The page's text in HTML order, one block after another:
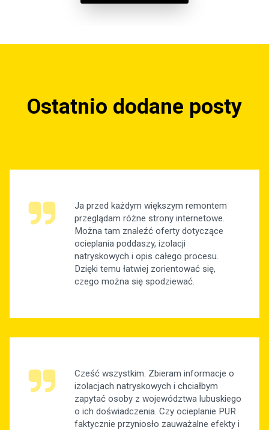
Ostatnio dodane posty
Ja przed każdym większym remontem
przeglądam różne strony internetowe.
Można tam znaleźć oferty dotyczące
ocieplania poddaszy, izolacji
natryskowych i opis całego procesu.
Dzięki temu łatwiej zorientować się,
czego można się spodziewać.
Cześć wszystkim. Zbieram informacje o
izolacjach natryskowych i chciałbym
zapytać osoby z województwa lubuskiego
o ich doświadczenia. Czy ocieplanie PUR
faktycznie przyniosło zauważalne efekty i